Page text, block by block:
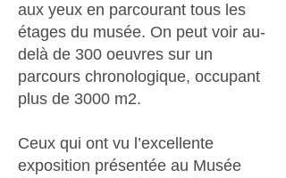
aux yeux en parcourant tous les
étages du musée. On peut voir au-
delà de 300 oeuvres sur un
parcours chronologique, occupant
plus de 3000 m2.
Ceux qui ont vu l’excellente
exposition présentée au Musée